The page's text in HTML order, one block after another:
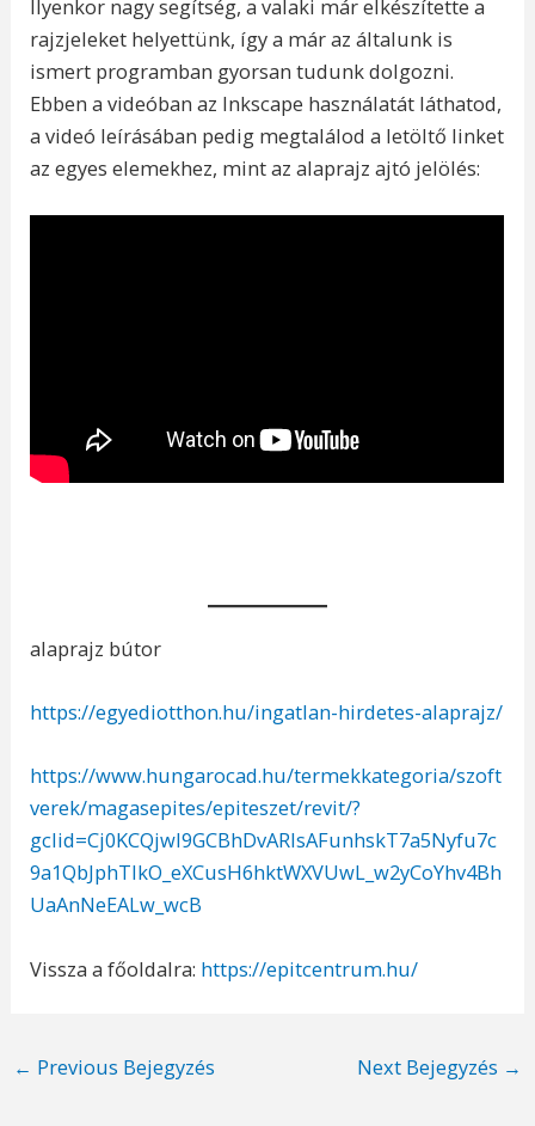
Ilyenkor nagy segítség, a valaki már elkészítette a
rajzjeleket helyettünk, így a már az általunk is
ismert programban gyorsan tudunk dolgozni.
Ebben a videóban az Inkscape használatát láthatod,
a videó leírásában pedig megtalálod a letöltő linket
az egyes elemekhez, mint az alaprajz ajtó jelölés:
alaprajz bútor
https://egyediotthon.hu/ingatlan-hirdetes-alaprajz/
https://www.hungarocad.hu/termekkategoria/szoft
verek/magasepites/epiteszet/revit/?
gclid=Cj0KCQjwl9GCBhDvARIsAFunhskT7a5Nyfu7c
9a1QbJphTlkO_eXCusH6hktWXVUwL_w2yCoYhv4Bh
UaAnNeEALw_wcB
Vissza a főoldalra: https://epitcentrum.hu/
Post
← Previous Bejegyzés Next Bejegyzés →